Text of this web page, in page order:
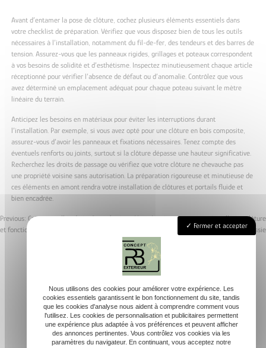
Avant d’entamer la pose de clôture, cochez plusieurs éléments essentiels dans
votre checklist de préparation. Vérifiez que vous disposez bien de tous les outils
nécessaires à l’installation, notamment du fil-de-fer, des tendeurs et des barres de
tension. Assurez-vous que les panneaux rigides, grillages et poteaux correspondent
à vos besoins de solidité et d’esthétisme. Inspectez minutieusement chaque article
réceptionné pour vérifier l’absence de défaut ou d’anomalie. Contrôlez que vous
avez déterminé un emplacement adéquat pour chaque poteau suivant le mètre
linéaire du terrain.
Anticipez les besoins en matériaux pour éviter les interruptions durant
l’installation. Par exemple, si vous avez opté pour une clôture en bois composite,
assurez-vous d’avoir les panneaux et fixations nécessaires. Tenez compte des
éventuels renforts ou joints, surtout si la clôture dépasse une hauteur significative.
Recherchez les droits de passage ou vérifiez que votre clôture ne chevauche pas
une propriété voisine sans autorisation. La préparation rigoureuse et minutieuse de
ces éléments en amont rendra votre installation de clôtures et portails fluide et
bien encadrée.
l’article
Previous: Créer une allée de jardin esthétique
et fonctionnelle
Next: Les étapes pour une installation clôture
réussie
Accueil
Conception
Aménagement extérieur
Contact
Fermer et accepter
Nous utilisons des cookies pour améliorer votre expérience. Les
cookies essentiels garantissent le bon fonctionnement du site, tandis
que les cookies d'analyse nous aident à comprendre comment vous
l'utilisez. Les cookies de personnalisation et publicitaires permettent
une expérience plus adaptée à vos préférences et peuvent afficher
des annonces pertinentes. Vous contrôlez vos cookies via les
paramètres du navigateur. En continuant, vous acceptez notre